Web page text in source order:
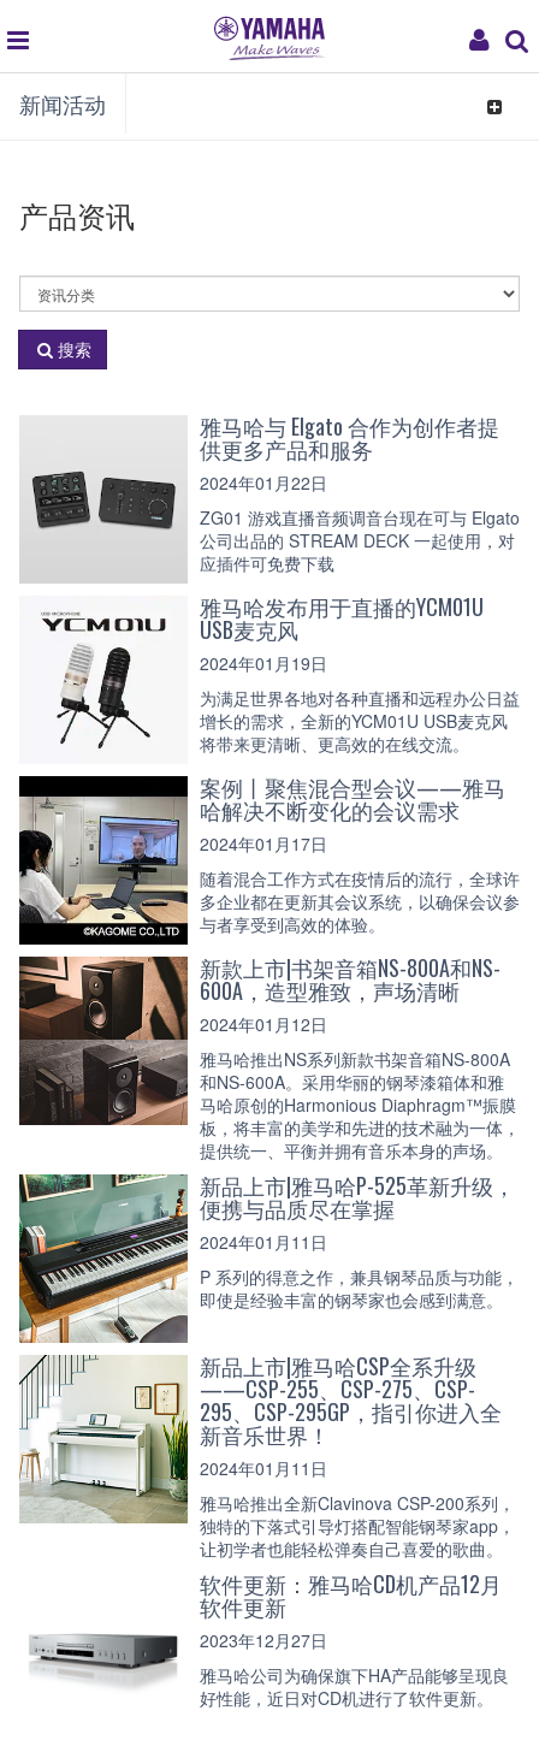
My
global
navigation
新闻活动
Toggle
产品资讯
选
择
资
分
搜索
雅马哈与 Elgato 合作为创作者提
供更多产品和服务
2024年01月22日
ZG01 游戏直播音频调音台现在可与 Elgato
公司出品的 STREAM DECK 一起使用，对
应插件可免费下载
雅马哈发布用于直播的YCM01U
USB麦克风
2024年01月19日
为满足世界各地对各种直播和远程办公日益
增长的需求，全新的YCM01U USB麦克风
将带来更清晰、更高效的在线交流。
案例丨聚焦混合型会议——雅马
哈解决不断变化的会议需求
2024年01月17日
随着混合工作方式在疫情后的流行，全球许
多企业都在更新其会议系统，以确保会议参
与者享受到高效的体验。
新款上市|书架音箱NS-800A和NS-
600A，造型雅致，声场清晰
2024年01月12日
雅马哈推出NS系列新款书架音箱NS-800A
和NS-600A。采用华丽的钢琴漆箱体和雅
马哈原创的Harmonious Diaphragm™振膜
板，将丰富的美学和先进的技术融为一体，
提供统一、平衡并拥有音乐本身的声场。
新品上市|雅马哈P-525革新升级，
便携与品质尽在掌握
2024年01月11日
P 系列的得意之作，兼具钢琴品质与功能，
即使是经验丰富的钢琴家也会感到满意。
新品上市|雅马哈CSP全系升级
——CSP-255、CSP-275、CSP-
295、CSP-295GP，指引你进入全
新音乐世界！
2024年01月11日
雅马哈推出全新Clavinova CSP-200系列，
独特的下落式引导灯搭配智能钢琴家app，
让初学者也能轻松弹奏自己喜爱的歌曲。
软件更新：雅马哈CD机产品12月
软件更新
2023年12月27日
雅马哈公司为确保旗下HA产品能够呈现良
好性能，近日对CD机进行了软件更新。